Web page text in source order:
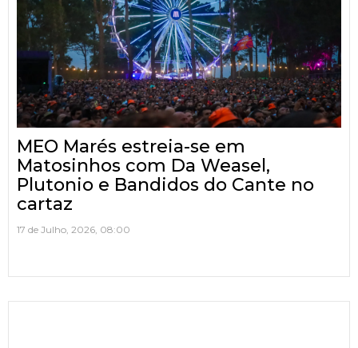
MEO Marés estreia-se em
Matosinhos com Da Weasel,
Plutonio e Bandidos do Cante no
cartaz
17 de Julho, 2026, 08:00